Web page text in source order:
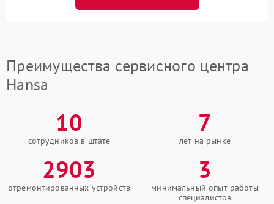
Преимущества сервисного центра
Hansa
10
сотрудников в штате
7
лет на рынке
2903
отремонтированных устройств
3
минимальный опыт работы
специалистов